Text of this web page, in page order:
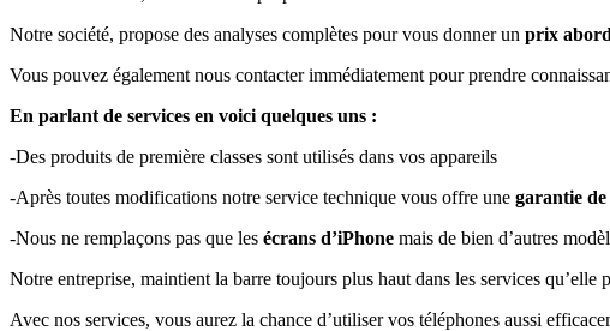
Notre société, propose des analyses complètes pour vous donner un prix
Vous pouvez également nous contacter immédiatement pour prendre
En parlant de services en voici quelques uns :
-Des produits de première classes sont utilisés dans vos appareils
-Après toutes modifications notre service technique vous offre une garantie de
-Nous ne remplaçons pas que les écrans d’iPhone mais de bien d’autres
Notre entreprise, maintient la barre toujours plus haut dans les services qu’elle
Avec nos services, vous aurez la chance d’utiliser vos téléphones aussi